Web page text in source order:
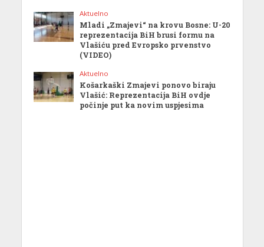
Aktuelno
Mladi „Zmajevi“ na krovu Bosne: U-20
reprezentacija BiH brusi formu na
Vlašiću pred Evropsko prvenstvo
(VIDEO)
Aktuelno
Košarkaški Zmajevi ponovo biraju
Vlašić: Reprezentacija BiH ovdje
počinje put ka novim uspjesima